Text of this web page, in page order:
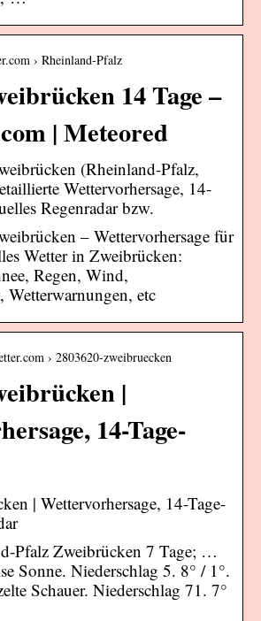
› Rheinland-Pfalz
14 Tage –
| Meteored
(Rheinland-Pfalz,
Wettervorhersage, 14-
Regenradar bzw.
– Wettervorhersage für
Wetter in Zweibrücken:
Regen, Wind,
etc
› 2803620-zweibruecken
|
14-Tage-
| Wettervorhersage, 14-Tage-
Pfalz Zweibrücken 7 Tage; …
Sonne. Niederschlag 5. 8° / 1°.
Schauer. Niederschlag 71. 7°